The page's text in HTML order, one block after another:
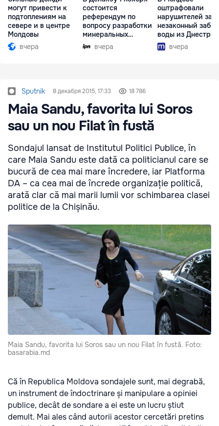
могут привести к
подтоплениям на
севере и в центре
Молдовы
вчера
состоится
референдум по
вопросу разработки
минеральных
ресурсов
вчера
оштрафовали
нарушителей за
незаконный забор
воды из Днестра
вчера
Sputnik 8 декабря 2015, 17:33 18 786
Maia Sandu, favorita lui Soros
sau un nou Filat în fustă
Sondajul lansat de Institutul Politici Publice, în
care Maia Sandu este dată ca politicianul care se
bucură de cea mai mare încredere, iar Platforma
DA – ca cea mai de încrede organizație politică,
arată clar că mai marii lumii vor schimbarea clasei
politice de la Chișinău.
Maia Sandu, favorita lui Soros sau un nou Filat în fustă. Foto:
basarabia.md
Că în Republica Moldova sondajele sunt, mai degrabă,
un instrument de îndoctrinare și manipulare a opiniei
publice, decât de sondare a ei este un lucru știut
demult. Mai ales când autorii acestor cercetări pretins